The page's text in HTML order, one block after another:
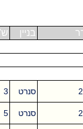
בניין
ש"ס
סנרט
סנרט